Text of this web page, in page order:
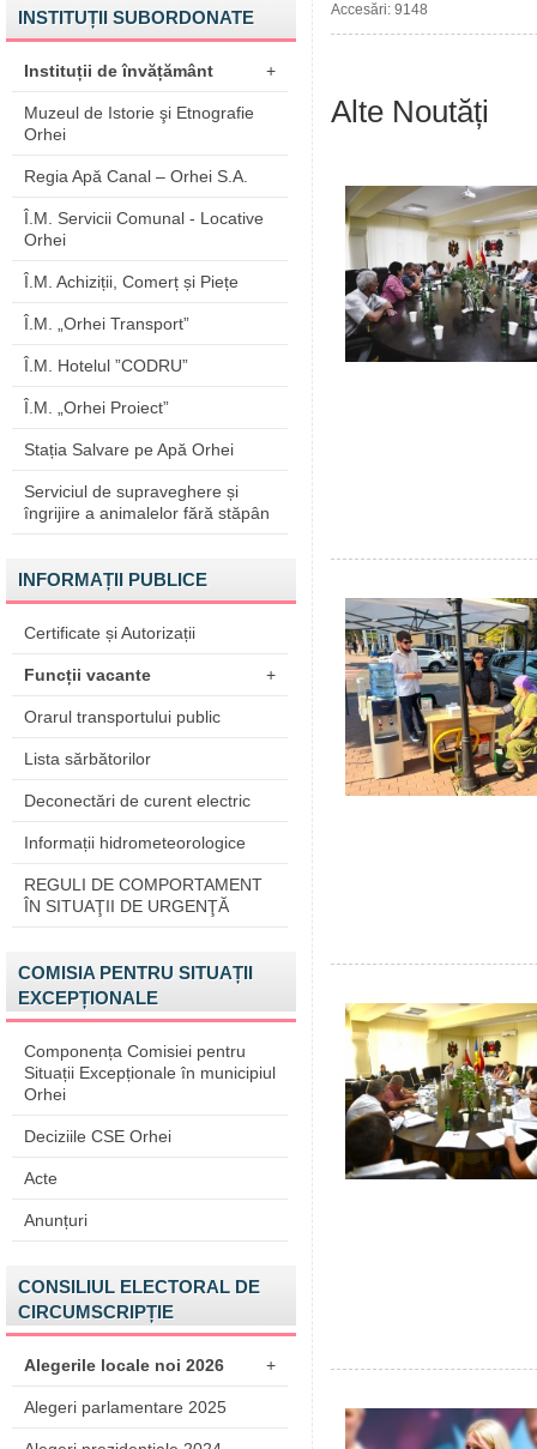
INSTITUȚII SUBORDONATE
Instituții de învățământ +
Muzeul de Istorie şi Etnografie
Orhei
Regia Apă Canal – Orhei S.A.
Î.M. Servicii Comunal - Locative
Orhei
Î.M. Achiziții, Comerț și Piețe
Î.M. „Orhei Transport”
Î.M. Hotelul ”CODRU”
Î.M. „Orhei Proiect”
Stația Salvare pe Apă Orhei
Serviciul de supraveghere și
îngrijire a animalelor fără stăpân
INFORMAȚII PUBLICE
Certificate și Autorizații
Funcții vacante +
Orarul transportului public
Lista sărbătorilor
Deconectări de curent electric
Informații hidrometeorologice
REGULI DE COMPORTAMENT
ÎN SITUAŢII DE URGENŢĂ
COMISIA PENTRU SITUAȚII
EXCEPȚIONALE
Componența Comisiei pentru
Situații Excepționale în municipiul
Orhei
Deciziile CSE Orhei
Acte
Anunțuri
CONSILIUL ELECTORAL DE
CIRCUMSCRIPȚIE
Alegerile locale noi 2026 +
Alegeri parlamentare 2025
Accesări: 9148
Alte Noutăți